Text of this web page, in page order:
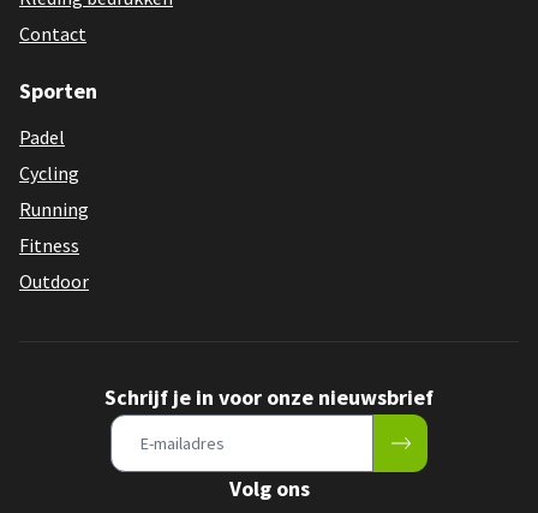
Contact
Sporten
Padel
Cycling
Running
Fitness
Outdoor
Schrijf je in voor onze nieuwsbrief
Volg ons